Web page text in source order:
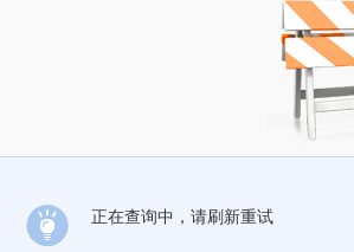
正在查询中，请刷新重试